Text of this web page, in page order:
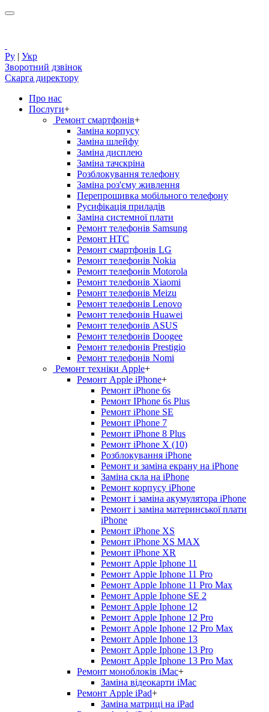
Ру | Укр
Зворотний дзвінок
Скарга директору
Про нас
Послуги+
Ремонт смартфонів+
Заміна корпусу
Заміна шлейфу
Заміна дисплею
Заміна тачскріна
Розблокування телефону
Заміна роз'єму живлення
Перепрошивка мобільного телефону
Русифікація приладів
Заміна системної плати
Ремонт телефонів Samsung
Ремонт HTC
Ремонт смартфонів LG
Ремонт телефонів Nokia
Ремонт телефонів Motorola
Ремонт телефонів Xiaomi
Ремонт телефонів Meizu
Ремонт телефонів Lenovo
Ремонт телефонів Huawei
Ремонт телефонів ASUS
Ремонт телефонів Doogee
Ремонт телефонів Prestigio
Ремонт телефонів Nomi
Ремонт техніки Apple+
Ремонт Apple iPhone+
Ремонт iPhone 6s
Ремонт IPhone 6s Plus
Ремонт iPhone SE
Ремонт iPhone 7
Ремонт iPhone 8 Plus
Ремонт iPhone X (10)
Розблокування iPhone
Ремонт и заміна екрану на iPhone
Заміна скла на iPhone
Ремонт корпусу iPhone
Ремонт і заміна акумулятора iPhone
Ремонт і заміна материнської плати
iPhone
Ремонт iPhone XS
Ремонт iPhone XS MAX
Ремонт iPhone XR
Ремонт Apple Iphone 11
Ремонт Apple Iphone 11 Pro
Ремонт Apple Iphone 11 Pro Max
Ремонт Apple Iphone SE 2
Ремонт Apple Iphone 12
Ремонт Apple Iphone 12 Pro
Ремонт Apple Iphone 12 Pro Max
Ремонт Apple Iphone 13
Ремонт Apple Iphone 13 Pro
Ремонт Apple Iphone 13 Pro Max
Ремонт моноблоків iMac+
Заміна відеокарти iMac
Ремонт Apple iPad+
Заміна матриці на iPad